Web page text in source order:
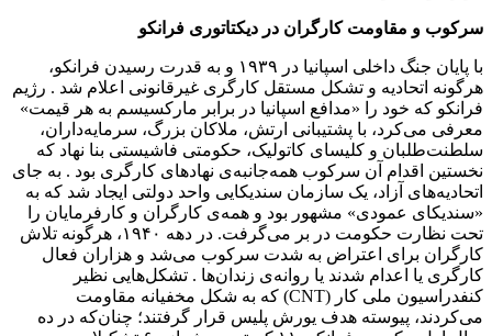
سرکوب و مقاومت کارگران در دیکتاتوری فرانکو
با پایان جنگ داخلی اسپانیا در ۱۹۳۹ و به قدرت رسیدن فرانکو،
هرگونه اتحادیه و تشکل مستقل کارگری غیرقانونی اعلام شد . رژیم
فرانکو که خود را «مدافع اسپانیا در برابر مارکسیسم به هر قیمت»
معرفی می‌کرد، با پشتیبانی ارتش، ملاکان بزرگ، سرمایه‌داران،
سلطنت‌طلبان و کلیسای کاتولیک، حکومتی فاشیستی بنا نهاد که
نخستین اقدام آن سرکوب همه‌جانبه‌ی نهادهای کارگری بود . به جای
اتحادیه‌های آزاد، یک سازمان سندیکایی واحد دولتی ایجاد شد که به
«سندیکای عمودی» مشهور بود و همه‌ی کارگران و کارفرمایان را
تحت نظارت حکومت در بر می‌گرفت. در دهه ۱۹۴۰، هرگونه تلاش
کارگران برای اعتراض به شدت سرکوب می‌شد و هزاران فعال
کارگری یا اعدام شدند یا روانه‌ی زندان‌ها . تشکل‌هایی نظیر
کنفدراسیون ملی کار (CNT) که به شکل مخفیانه مقاومت
می‌کردند، پیوسته هدف یورش پلیس قرار گرفتند؛ چنان‌که در ده